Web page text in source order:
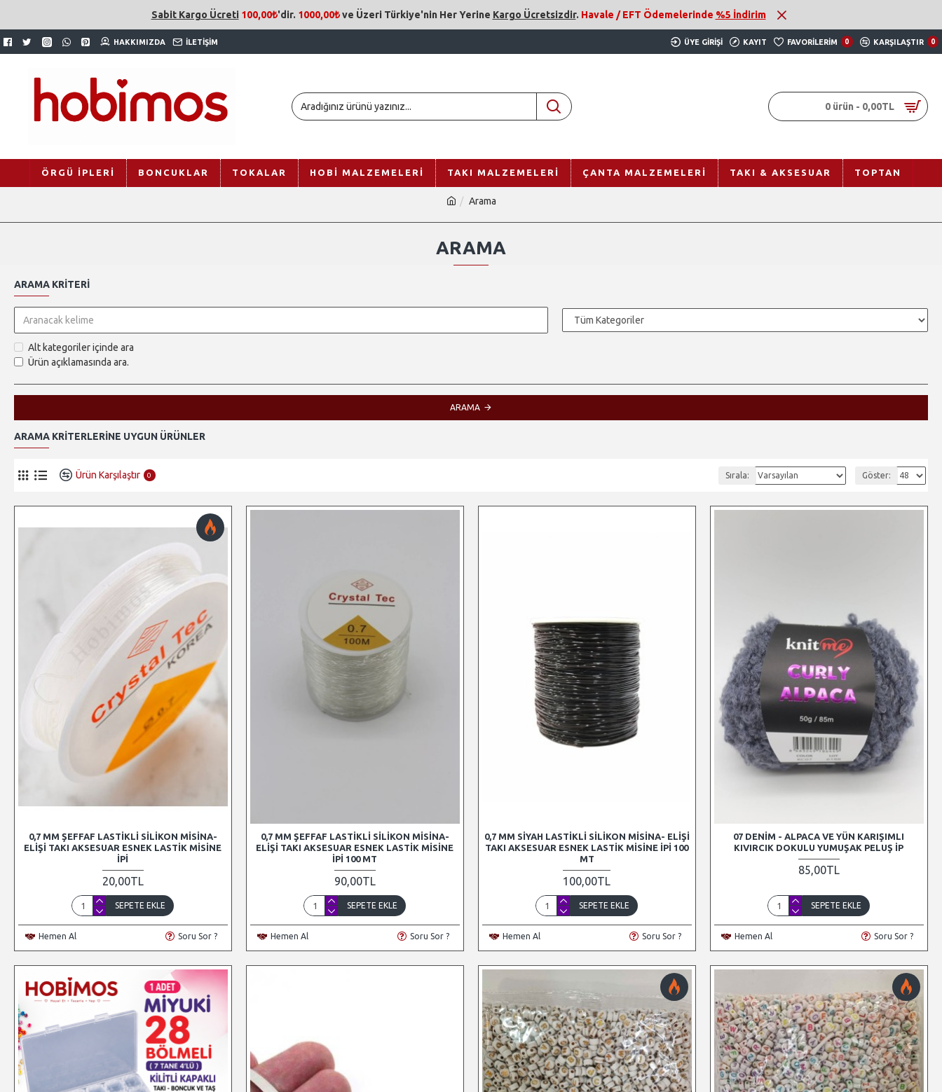
Sabit Kargo Ücreti 100,00₺'dir. 1000,00₺ve Üzeri Türkiye'nin Her Yerine Kargo Ücretsizdir. Havale / EFT Ödemelerinde %5 İndirim
HAKKIMIZDA İLETIŞIM ÜYE GIRIŞI KAYIT FAVORILERIM 0 KARŞILAŞTIR 0
0 ürün - 0,00TL
ÖRGÜ İPLERI BONCUKLAR TOKALAR HOBI MALZEMELERI TAKI MALZEMELERI ÇANTA MALZEMELERI TAKI & AKSESUAR TOPTAN
Arama
ARAMA
ARAMA KRITERI
Alt kategoriler içinde ara
Ürün açıklamasında ara.
ARAMA
ARAMA KRITERLERINE UYGUN ÜRÜNLER
Ürün Karşılaştır 0 Sırala: Göster:
0,7 MM ŞEFFAF LASTIKLI SILIKON MISINA-
ELIŞI TAKI AKSESUAR ESNEK LASTIK MISINE
İPI
20,00TL
SEPETE EKLE
Hemen Al Soru Sor ?
0,7 MM ŞEFFAF LASTIKLI SILIKON MISINA-
ELIŞI TAKI AKSESUAR ESNEK LASTIK MISINE
İPI 100 MT
90,00TL
SEPETE EKLE
Hemen Al Soru Sor ?
0,7 MM SIYAH LASTIKLI SILIKON MISINA- ELIŞI
TAKI AKSESUAR ESNEK LASTIK MISINE İPI 100
MT
100,00TL
SEPETE EKLE
Hemen Al Soru Sor ?
07 DENIM - ALPACA VE YÜN KARIŞIMLI
KIVIRCIK DOKULU YUMUŞAK PELUŞ İP
85,00TL
SEPETE EKLE
Hemen Al Soru Sor ?